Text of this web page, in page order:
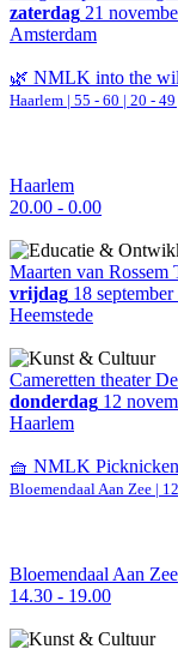
zaterdag 21
Amsterdam
🌿 NMLK into the
Haarlem | 55 - 60 | 20 - 49
Haarlem
20.00 - 0.00
Maarten van Rossem
vrijdag 18
Heemstede
Cameretten theater
donderdag 12
Haarlem
🧺 NMLK
Bloemendaal Aan Zee |
Bloemendaal Aan Zee
14.30 - 19.00